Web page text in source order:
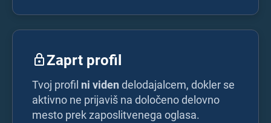
Zaprt profil
Tvoj profil ni viden delodajalcem, dokler se
aktivno ne prijaviš na določeno delovno
mesto prek zaposlitvenega oglasa.